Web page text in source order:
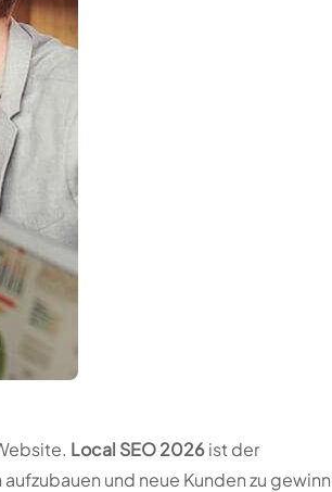
Local SEO 2026ist der
und neue Kunden zu